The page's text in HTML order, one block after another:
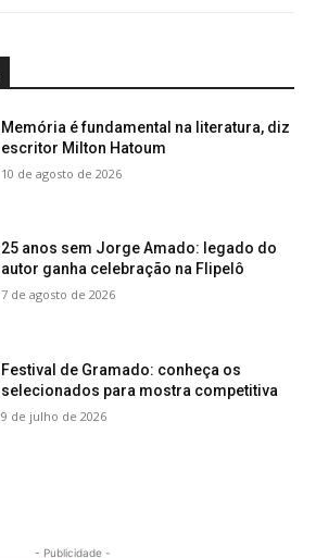
Memória é fundamental na literatura, diz
escritor Milton Hatoum
10 de agosto de 2026
25 anos sem Jorge Amado: legado do
autor ganha celebração na Flipelô
7 de agosto de 2026
Festival de Gramado: conheça os
selecionados para mostra competitiva
9 de julho de 2026
- Publicidade -